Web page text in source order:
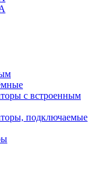
с встроенным
подключаемые